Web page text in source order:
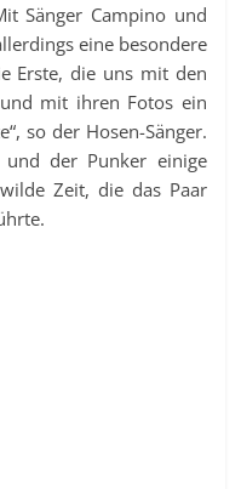
Sänger Campino und
eine besondere
Erste, die uns mit den
mit ihren Fotos ein
so der Hosen-Sänger.
und der Punker einige
Zeit, die das Paar